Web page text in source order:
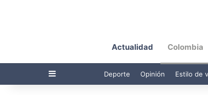
Actualidad Colombia
Barra lateral Deporte Opinión Estilo de